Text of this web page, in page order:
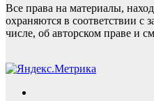
Все права на материалы,
охраняются в соответствии с
числе, об авторском праве и